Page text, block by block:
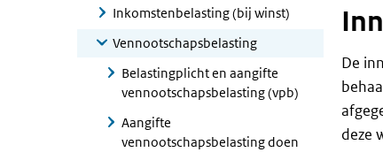
Inkomstenbelasting (bij winst)
Vennootschapsbelasting
Belastingplicht en aangifte
vennootschapsbelasting (vpb)
Aangifte
vennootschapsbelasting doen
De
deze